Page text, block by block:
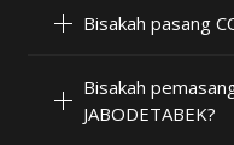
Bisakah pasang
Bisakah
JABODETABEK?